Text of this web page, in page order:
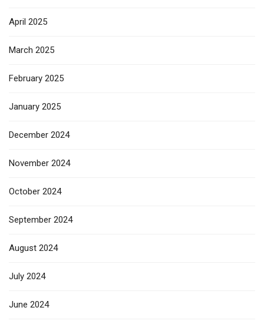
April 2025
March 2025
February 2025
January 2025
December 2024
November 2024
October 2024
September 2024
August 2024
July 2024
June 2024